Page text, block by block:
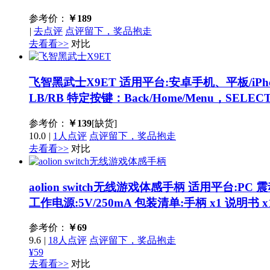
参考价： ￥189
| 去点评 点评留下，奖品抱走
去看看>> 对比
飞智黑武士X9ET 适用平台:安卓手机、平板/
LB/RB 特定按键：Back/Home/Menu，
参考价： ￥139[缺货]
10.0 | 1人点评 点评留下，奖品抱走
去看看>> 对比
aolion switch无线游戏体感手柄 适用平台:PC
工作电源:5V/250mA 包装清单:手柄 x1 说明书
参考价： ￥69
9.6 | 18人点评 点评留下，奖品抱走
¥59
去看看>> 对比